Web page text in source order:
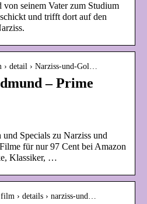
seinem Vater zum Studium
und trifft dort auf den
detail › Narziss-und-Gol…
– Prime
Specials zu Narziss und
für nur 97 Cent bei Amazon
Klassiker, …
› details › narziss-und…